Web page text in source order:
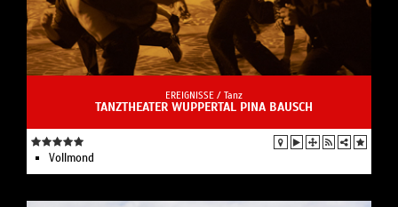
EREIGNISSE / Tanz
TANZTHEATER WUPPERTAL PINA BAUSCH
Vollmond